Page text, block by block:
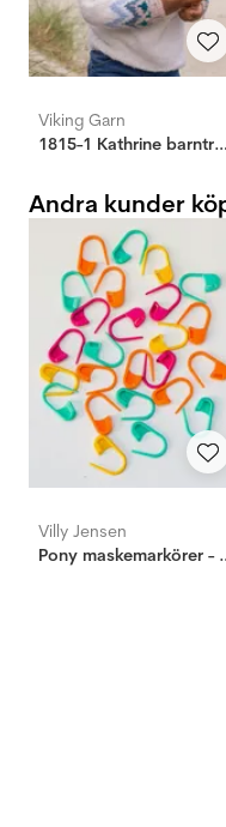
Viking Garn
1815-1 Kathrine barntröja ljusblå
Andra kunder
Villy Jensen
Pony